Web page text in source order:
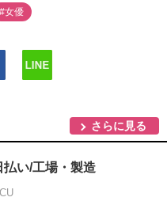
#女優
さらに見る
払い/工場・製造